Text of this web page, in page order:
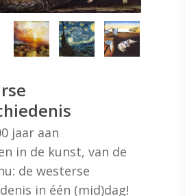
jaar aan
in de kunst, van de
de westerse
in één (mid)dag!